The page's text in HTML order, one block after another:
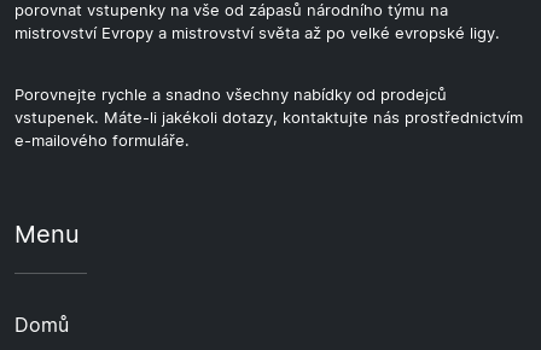
porovnat vstupenky na vše od zápasů národního týmu na
mistrovství Evropy a mistrovství světa až po velké evropské ligy.
Porovnejte rychle a snadno všechny nabídky od prodejců
vstupenek. Máte-li jakékoli dotazy, kontaktujte nás prostřednictvím
e-mailového formuláře.
Menu
Domů